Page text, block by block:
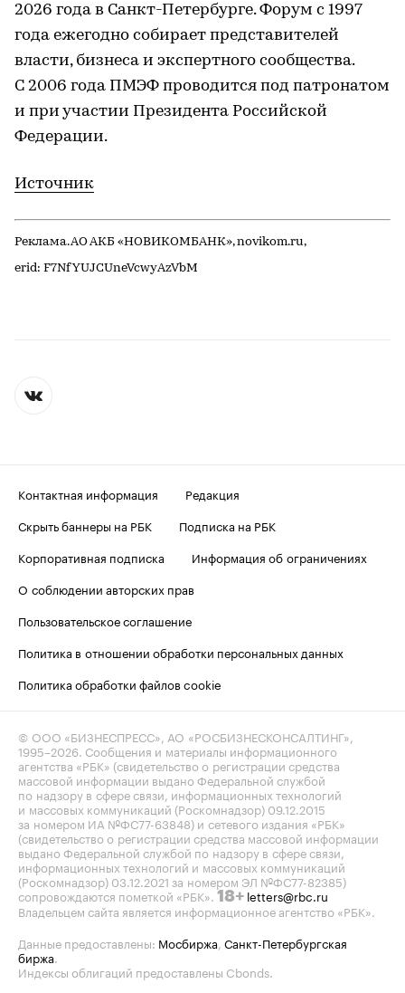
2026 года в Санкт-Петербурге. Форум с 1997
года ежегодно собирает представителей
власти, бизнеса и экспертного сообщества.
С 2006 года ПМЭФ проводится под патронатом
и при участии Президента Российской
Федерации.
Источник
Реклама. АО АКБ «НОВИКОМБАНК», novikom.ru,
erid: F7NfYUJCUneVcwyAzVbM
Контактная информация
Редакция
Скрыть баннеры на РБК
Подписка на РБК
Корпоративная подписка
Информация об ограничениях
О соблюдении авторских прав
Пользовательское соглашение
Политика в отношении обработки персональных данных
Политика обработки файлов cookie
© ООО «БИЗНЕСПРЕСС», АО «РОСБИЗНЕСКОНСАЛТИНГ»,
1995–2026 . Сообщения и материалы информационного
агентства «РБК» (свидетельство о регистрации средства
массовой информации выдано Федеральной службой
по надзору в сфере связи, информационных технологий
и массовых коммуникаций (Роскомнадзор) 09.12.2015
за номером ИА №ФС77-63848) и сетевого издания «РБК»
(свидетельство о регистрации средства массовой информации
выдано Федеральной службой по надзору в сфере связи,
информационных технологий и массовых коммуникаций
(Роскомнадзор) 03.12.2021 за номером ЭЛ №ФС77-82385)
сопровождаются пометкой «РБК». 18+ letters@rbc.ru
Владельцем сайта является информационное агентство «РБК».
Данные предоставлены: Мосбиржа Санкт-Петербургская
биржа
Индексы облигаций предоставлены Cbonds.